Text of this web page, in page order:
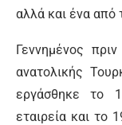
αλλά και ένα από
Γεννημένος
ανατολικής
εργάσθηκε το
εταιρεία και το